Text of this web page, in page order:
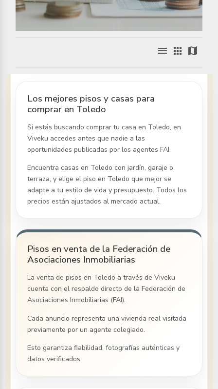
menu apps map
Los mejores pisos y casas para
comprar en Toledo
Si estás buscando comprar tu casaen Toledo, en
Viveku accedes antes que nadie a las
oportunidades publicadas por los agentes FAI.
Encuentra casasen Toledo con jardín, garaje o
terraza, y elige el pisoen Toledo que mejor se
adapte a tu estilo de vida y presupuesto. Todos los
precios están ajustados al mercado actual.
Pisos en venta de la Federación de
Asociaciones Inmobiliarias
La venta de pisosen Toledo a través de Viveku
cuenta con el respaldo directo de la Federación de
Asociaciones Inmobiliarias (FAI).
Cada anuncio representa una vivienda real visitada
previamente por un agente colegiado.
Esto garantiza fiabilidad, fotografías auténticas y
datos verificados.